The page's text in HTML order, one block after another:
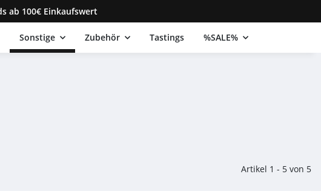
ab 100€ Einkaufswert
Sonstige Zubehör Tastings %SALE%
Artikel 1 - 5 von 5